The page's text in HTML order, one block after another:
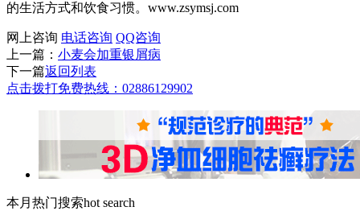
的生活方式和饮食习惯。www.zsymsj.com
网上咨询 电话咨询 QQ咨询
上一篇： 小麦会加重银屑病
下一篇返回列表
点击拨打免费热线：02886129902
本月热门搜索hot search